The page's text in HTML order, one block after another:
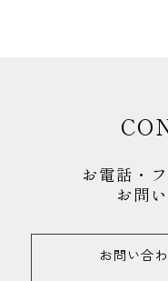
お電話・
お問
お問い合